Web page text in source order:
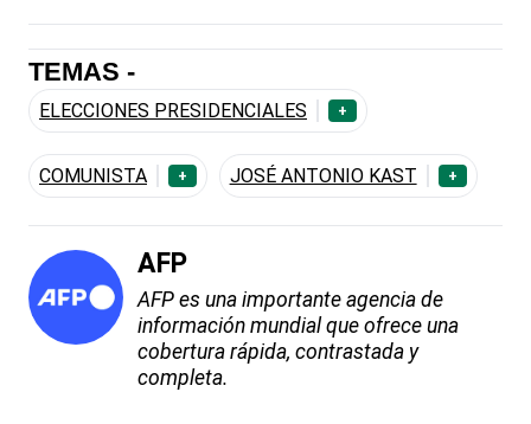
TEMAS -
ELECCIONES PRESIDENCIALES +
COMUNISTA + JOSÉ ANTONIO KAST +
AFP
AFP es una importante agencia de
información mundial que ofrece una
cobertura rápida, contrastada y
completa.